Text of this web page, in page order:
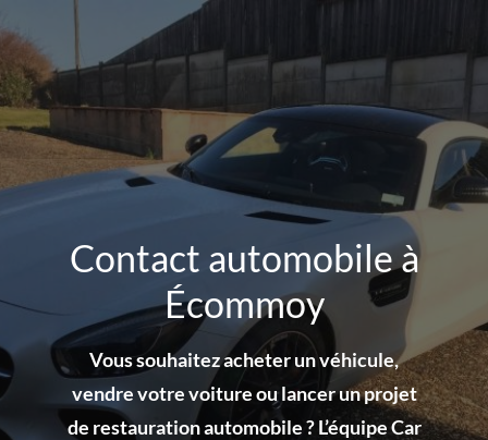
Contact automobile à
Écommoy
Vous souhaitez acheter un véhicule,
vendre votre voiture ou lancer un projet
de restauration automobile ? L’équipe Car